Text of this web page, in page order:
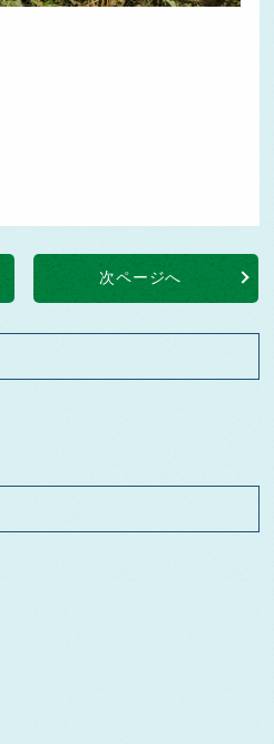
次ページへ